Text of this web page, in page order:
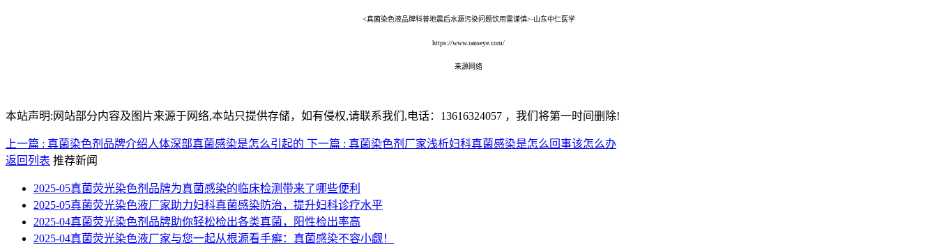
<真菌染色液品牌科普地震后水源污染问题饮用需谨慎>-山东中仁医学
https://www.ranseye.com/
来源网络
本站声明:网站部分内容及图片来源于网络,本站只提供存储，如有侵权,请联系我们,电话：13616324057 ，我们将第一时间删除!
上一篇 : 真菌染色剂品牌介绍人体深部真菌感染是怎么引起的 下一篇 : 真菌染色剂厂家浅析妇科真菌感染是怎么回事该怎么办
返回列表 推荐新闻
2025-05真菌荧光染色剂品牌为真菌感染的临床检测带来了哪些便利
2025-05真菌荧光染色液厂家助力妇科真菌感染防治，提升妇科诊疗水平
2025-04真菌荧光染色剂品牌助你轻松检出各类真菌，阳性检出率高
2025-04真菌荧光染色液厂家与您一起从根源看手癣：真菌感染不容小觑！